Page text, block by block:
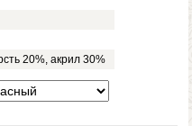
уши от сильного
LARRY CH FLIP UNI
изготавливается из
это значит, что
тепло, и не
20%, акрил 30%